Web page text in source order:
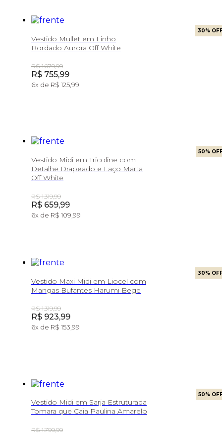
Vestido Mullet em Linho
Bordado Aurora Off White
30%
Original Price:
R$ 1.079,99
Price:
R$ 755,99
6x de R$ 125,99
Vestido Midi em Tricoline com
Detalhe Drapeado e Laço Marta
Off White
50%
Original Price:
R$ 1.319,99
Price:
R$ 659,99
6x de R$ 109,99
Vestido Maxi Midi em Liocel com
Mangas Bufantes Harumi Bege
30%
Original Price:
R$ 1.319,99
Price:
R$ 923,99
6x de R$ 153,99
Vestido Midi em Sarja Estruturada
Tomara que Caia Paulina Amarelo
50%
Original Price:
R$ 1.799,99